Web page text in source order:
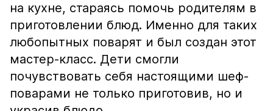
на кухне, стараясь помочь родителям в
приготовлении блюд. Именно для таких
любопытных поварят и был создан этот
мастер-класс. Дети смогли
почувствовать себя настоящими шеф-
поварами не только приготовив, но и